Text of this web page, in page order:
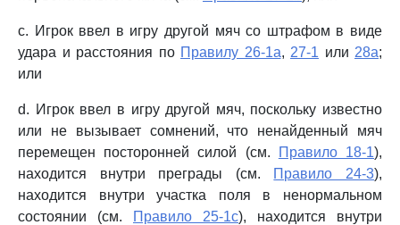
c. Игрок ввел в игру другой мяч со штрафом в виде
удара и расстояния по Правилу 26-1a, 27-1 или 28a;
или
d. Игрок ввел в игру другой мяч, поскольку известно
или не вызывает сомнений, что ненайденный мяч
перемещен посторонней силой (см.
Правило 18-1),
находится внутри преграды (см. Правило 24-3),
находится внутри участка поля в ненормальном
состоянии (см.
Правило 25-1c), находится внутри